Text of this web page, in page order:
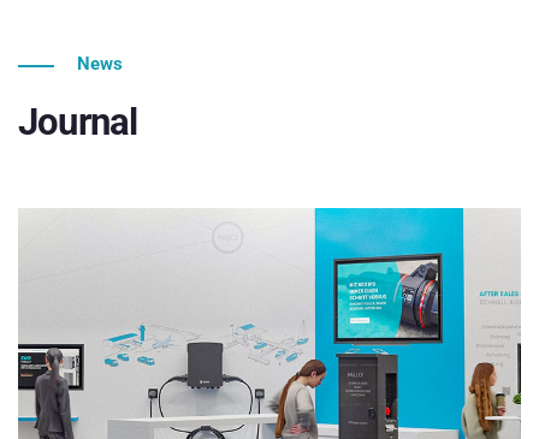
News
Journal